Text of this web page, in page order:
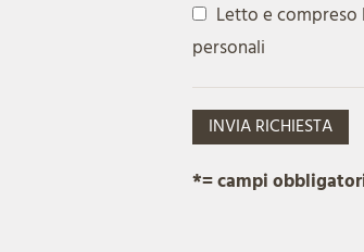
Letto e compreso
personali
INVIA RICHIESTA
*= campi